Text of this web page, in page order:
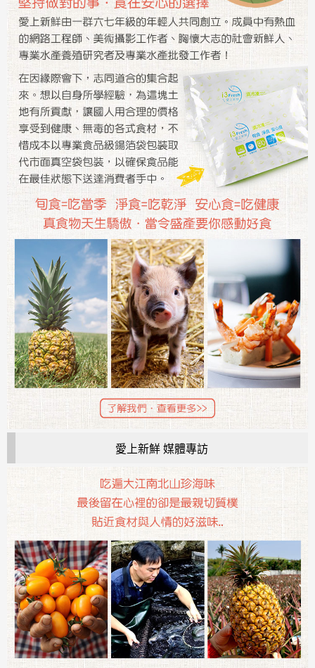
愛上新鮮 媒體專訪